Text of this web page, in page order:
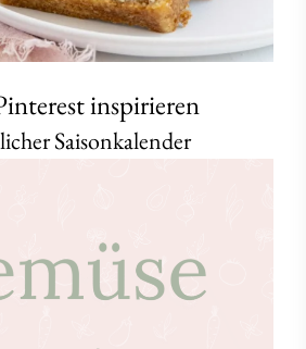
inspirieren
Saisonkalender